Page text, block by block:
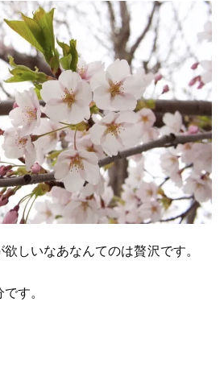
しいなあなんてのは贅沢です。
す。